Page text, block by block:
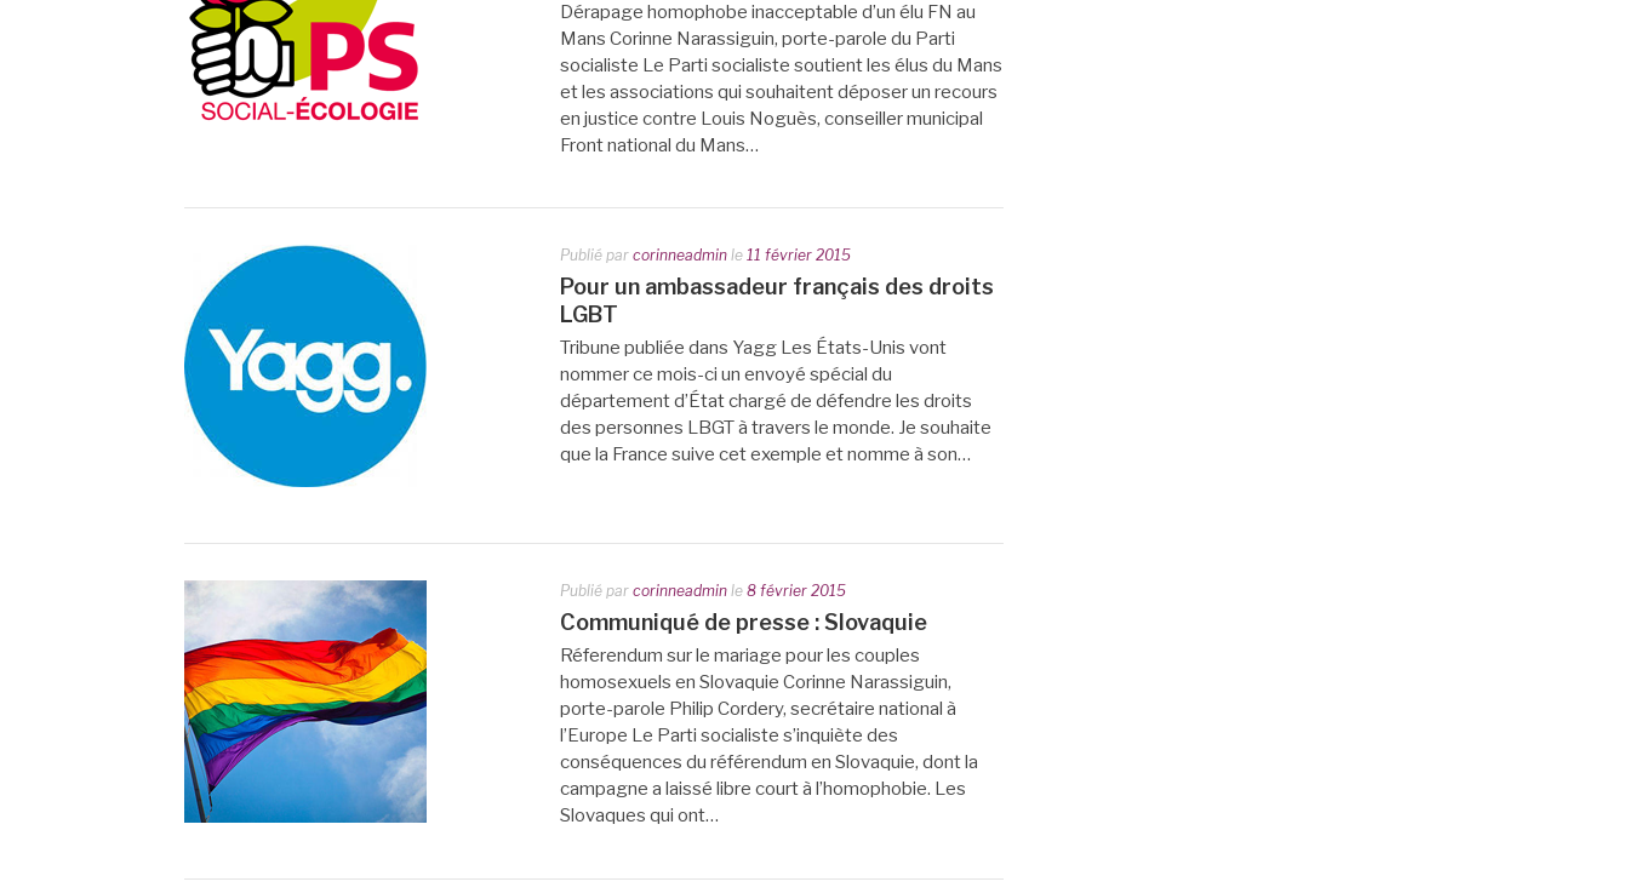
Dérapage homophobe inacceptable d’un élu FN au
Mans Corinne Narassiguin, porte-parole du Parti
socialiste Le Parti socialiste soutient les élus du Mans
et les associations qui souhaitent déposer un recours
en justice contre Louis Noguès, conseiller municipal
Front national du Mans…
Publié par corinneadmin le 11 février 2015
Pour un ambassadeur français des droits
LGBT
Tribune publiée dans Yagg Les États-Unis vont
nommer ce mois-ci un envoyé spécial du
département d’État chargé de défendre les droits
des personnes LBGT à travers le monde. Je souhaite
que la France suive cet exemple et nomme à son…
Publié par corinneadmin le 8 février 2015
Communiqué de presse : Slovaquie
Réferendum sur le mariage pour les couples
homosexuels en Slovaquie Corinne Narassiguin,
porte-parole Philip Cordery, secrétaire national à
l’Europe Le Parti socialiste s’inquiète des
conséquences du référendum en Slovaquie, dont la
campagne a laissé libre court à l’homophobie. Les
Slovaques qui ont…